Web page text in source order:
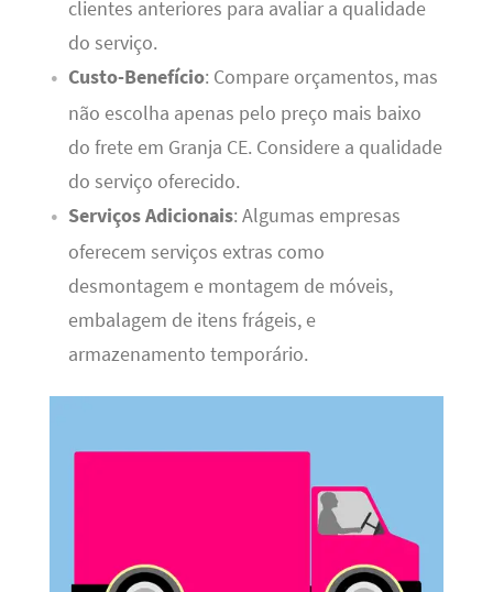
clientes anteriores para avaliar a qualidade
do serviço.
Custo-Benefício: Compare orçamentos, mas
não escolha apenas pelo preço mais baixo
do frete em Granja CE. Considere a qualidade
do serviço oferecido.
Serviços Adicionais: Algumas empresas
oferecem serviços extras como
desmontagem e montagem de móveis,
embalagem de itens frágeis, e
armazenamento temporário.